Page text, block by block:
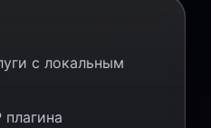
с локальным